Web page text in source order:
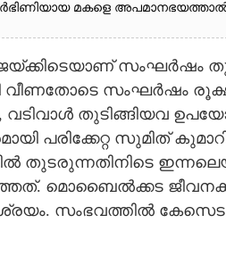
മകളെ
സംഘർഷം
വീണതോടെ സംഘർഷം
തുടിങ്ങിയവ
പരിക്കേറ്റ സുമിത്
തുടരുന്നതിനിടെ
മൊബൈൽക്കട
സംഭവത്തിൽ